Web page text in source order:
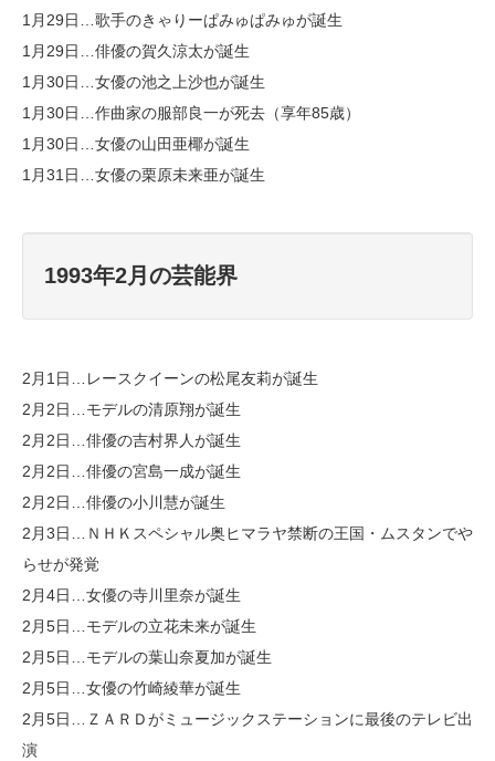
1月29日…歌手のきゃりーぱみゅぱみゅが誕生
1月29日…俳優の賀久涼太が誕生
1月30日…女優の池之上沙也が誕生
1月30日…作曲家の服部良一が死去（享年85歳）
1月30日…女優の山田亜椰が誕生
1月31日…女優の栗原未来亜が誕生
1993年2月の芸能界
2月1日…レースクイーンの松尾友莉が誕生
2月2日…モデルの清原翔が誕生
2月2日…俳優の吉村界人が誕生
2月2日…俳優の宮島一成が誕生
2月2日…俳優の小川慧が誕生
2月3日…ＮＨＫスペシャル奥ヒマラヤ禁断の王国・ムスタンでや
らせが発覚
2月4日…女優の寺川里奈が誕生
2月5日…モデルの立花未来が誕生
2月5日…モデルの葉山奈夏加が誕生
2月5日…女優の竹崎綾華が誕生
2月5日…ＺＡＲＤがミュージックステーションに最後のテレビ出
演